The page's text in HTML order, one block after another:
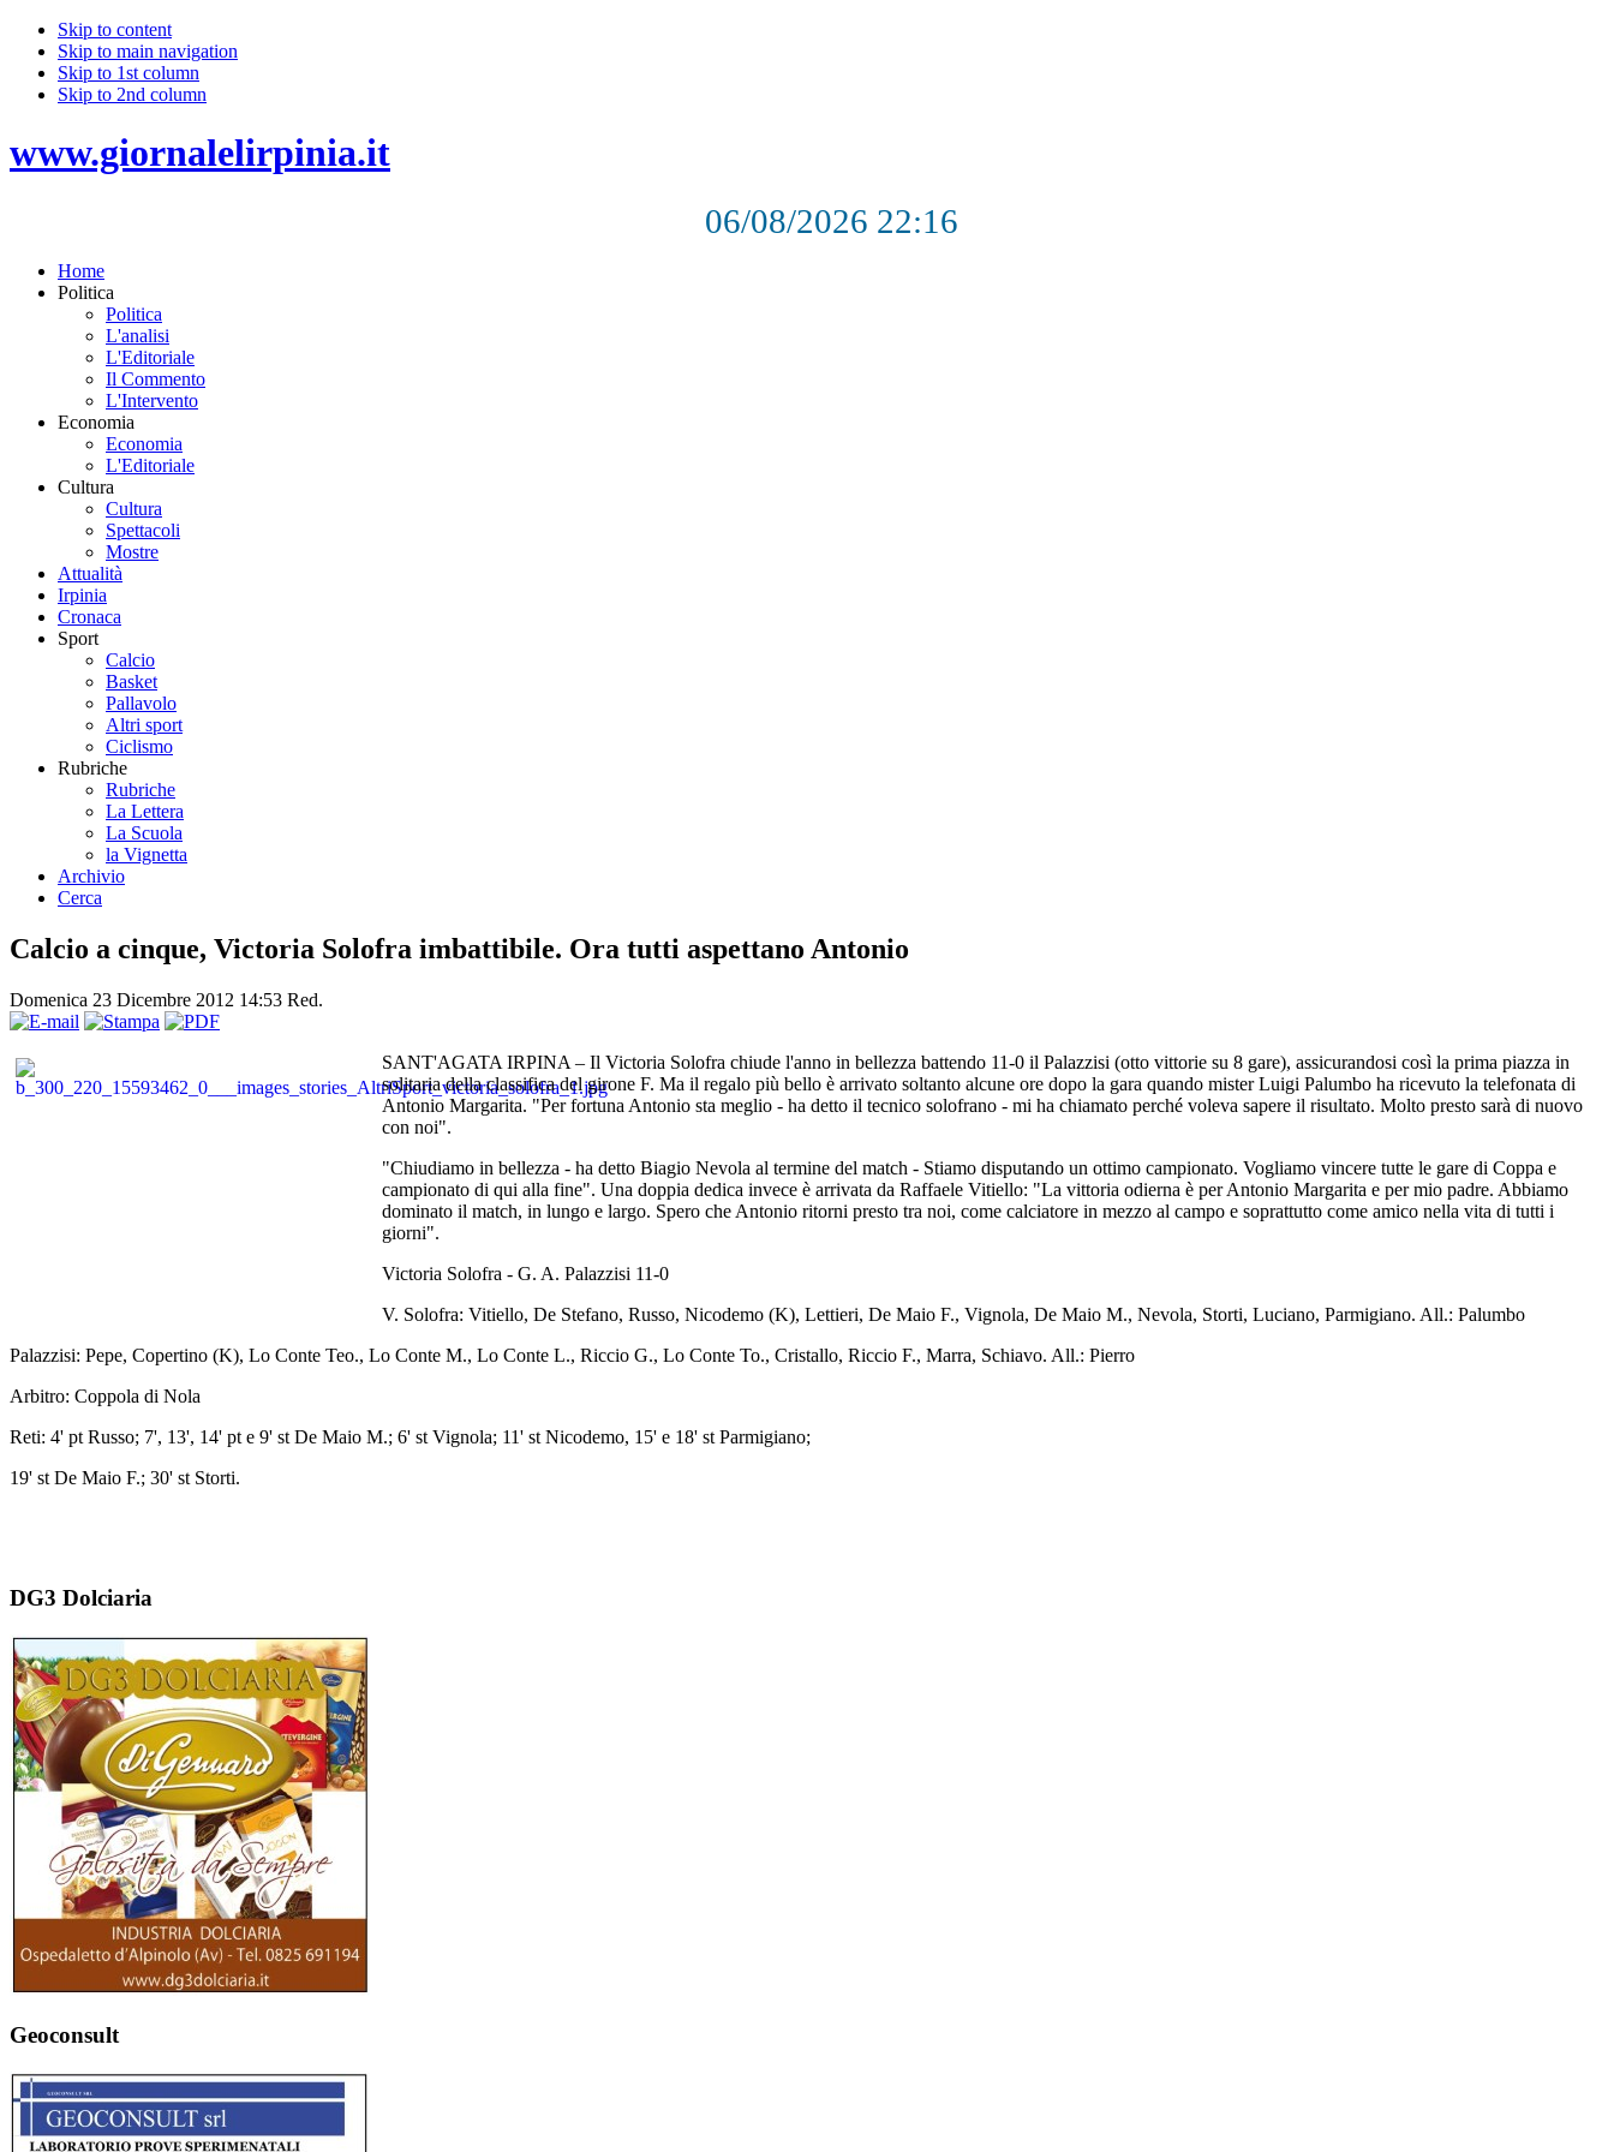
Skip to content
Skip to main navigation
Skip to 1st column
Skip to 2nd column
www.giornalelirpinia.it
06/08/2026 22:16
Home
Politica
Politica
L'analisi
L'Editoriale
Il Commento
L'Intervento
Economia
Economia
L'Editoriale
Cultura
Cultura
Spettacoli
Mostre
Attualità
Irpinia
Cronaca
Sport
Calcio
Basket
Pallavolo
Altri sport
Ciclismo
Rubriche
Rubriche
La Lettera
La Scuola
la Vignetta
Archivio
Cerca
Calcio a cinque, Victoria Solofra imbattibile. Ora tutti aspettano Antonio
Domenica 23 Dicembre 2012 14:53 Red.
SANT'AGATA IRPINA – Il Victoria Solofra chiude l'anno in bellezza battendo 11-0 il Palazzisi (otto vittorie su 8 gare), assicurandosi così la prima piazza in
solitaria della classifica del girone F. Ma il regalo più bello è arrivato soltanto alcune ore dopo la gara quando mister Luigi Palumbo ha ricevuto la telefonata di
Antonio Margarita. "Per fortuna Antonio sta meglio - ha detto il tecnico solofrano - mi ha chiamato perché voleva sapere il risultato. Molto presto sarà di nuovo
con noi".
"Chiudiamo in bellezza - ha detto Biagio Nevola al termine del match - Stiamo disputando un ottimo campionato. Vogliamo vincere tutte le gare di Coppa e
campionato di qui alla fine". Una doppia dedica invece è arrivata da Raffaele Vitiello: "La vittoria odierna è per Antonio Margarita e per mio padre. Abbiamo
dominato il match, in lungo e largo. Spero che Antonio ritorni presto tra noi, come calciatore in mezzo al campo e soprattutto come amico nella vita di tutti i
giorni".
Victoria Solofra - G. A. Palazzisi 11-0
V. Solofra: Vitiello, De Stefano, Russo, Nicodemo (K), Lettieri, De Maio F., Vignola, De Maio M., Nevola, Storti, Luciano, Parmigiano. All.: Palumbo
Palazzisi: Pepe, Copertino (K), Lo Conte Teo., Lo Conte M., Lo Conte L., Riccio G., Lo Conte To., Cristallo, Riccio F., Marra, Schiavo. All.: Pierro
Arbitro: Coppola di Nola
Reti: 4' pt Russo; 7', 13', 14' pt e 9' st De Maio M.; 6' st Vignola; 11' st Nicodemo, 15' e 18' st Parmigiano;
19' st De Maio F.; 30' st Storti.
DG3 Dolciaria
Geoconsult